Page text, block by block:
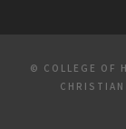
© COLLEGE OF